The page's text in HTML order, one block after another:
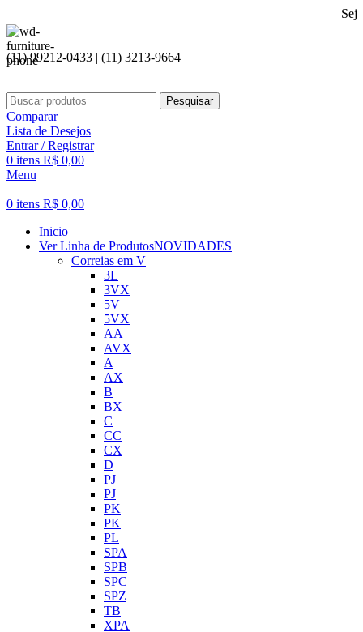
Seja bem
(11) 99212-0433 | (11) 3213-9664
Pesquisar
Comparar
Lista de Desejos
Entrar / Registrar
0 itens R$ 0,00
Menu
0 itens R$ 0,00
Inicio
Ver Linha de ProdutosNOVIDADES
Correias em V
3L
3VX
5V
5VX
AA
AVX
A
AX
B
BX
C
CC
CX
D
PJ
PJ
PK
PK
PL
SPA
SPB
SPC
SPZ
TB
XPA